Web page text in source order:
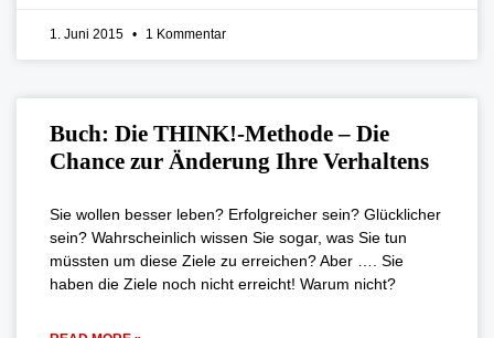
1. Juni 2015 1 Kommentar
Buch: Die THINK!-Methode – Die
Chance zur Änderung Ihre Verhaltens
Sie wollen besser leben? Erfolgreicher sein? Glücklicher
sein? Wahrscheinlich wissen Sie sogar, was Sie tun
müssten um diese Ziele zu erreichen? Aber …. Sie
haben die Ziele noch nicht erreicht! Warum nicht?